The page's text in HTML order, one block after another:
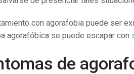
con agorafobia puede ser
agorafóbica se puede escapar con
de